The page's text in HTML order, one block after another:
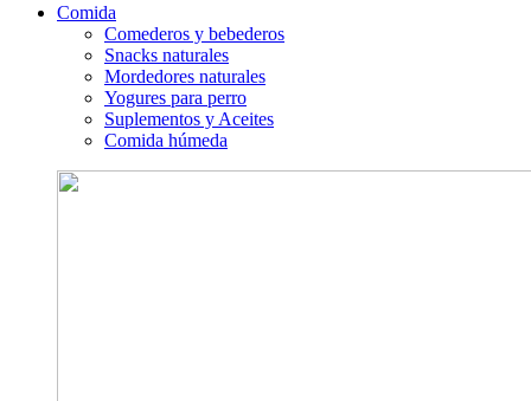
Comida
Comederos y bebederos
Snacks naturales
Mordedores naturales
Yogures para perro
Suplementos y Aceites
Comida húmeda